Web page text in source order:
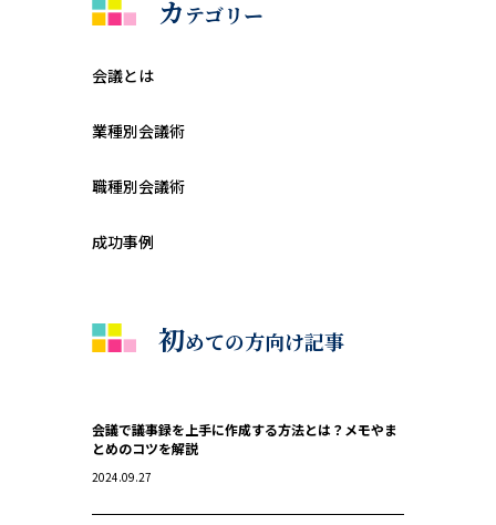
カテゴリー
会議とは
業種別会議術
職種別会議術
成功事例
初めての方向け記事
会議で議事録を上手に作成する方法とは？メモやま
とめのコツを解説
2024.09.27